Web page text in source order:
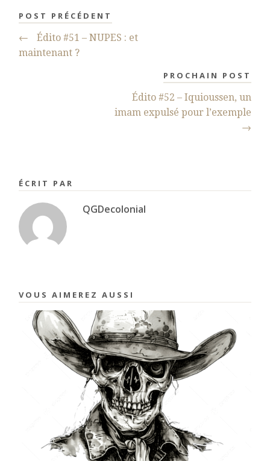
POST PRÉCÉDENT
←
Édito #51 – NUPES : et
maintenant ?
PROCHAIN POST
Édito #52 – Iquioussen, un
imam expulsé pour l’exemple
→
ÉCRIT PAR
QGDecolonial
VOUS AIMEREZ AUSSI